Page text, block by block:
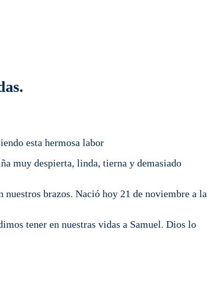
esta hermosa labor
muy despierta, linda, tierna y demasiado
brazos. Nació hoy 21 de noviembre a la
tener en nuestras vidas a Samuel. Dios lo